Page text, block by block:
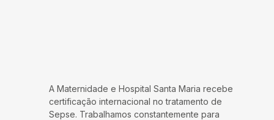
A Maternidade e Hospital Santa Maria recebe
certificação internacional no tratamento de
Sepse. Trabalhamos constantemente para